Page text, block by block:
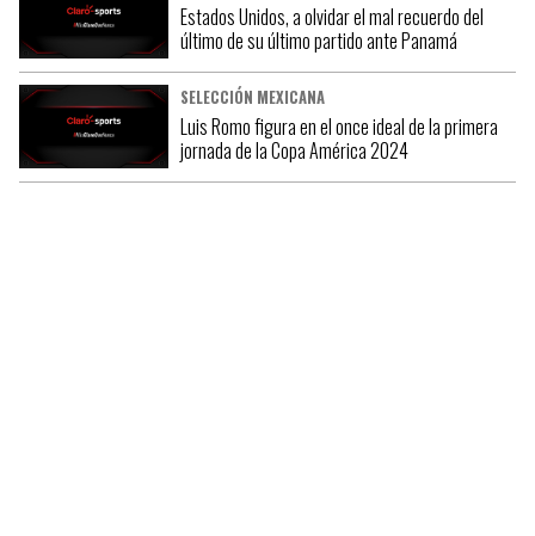
Estados Unidos, a olvidar el mal recuerdo del
último de su último partido ante Panamá
SELECCIÓN MEXICANA
Luis Romo figura en el once ideal de la primera
jornada de la Copa América 2024